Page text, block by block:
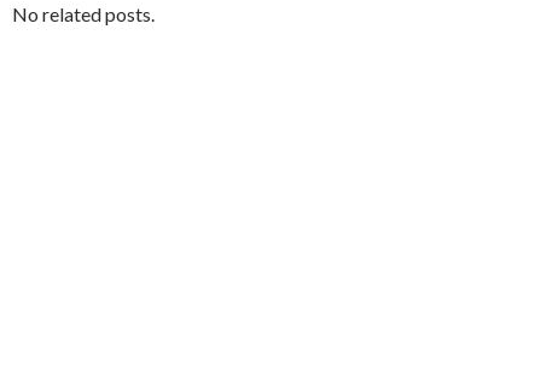
No related posts.